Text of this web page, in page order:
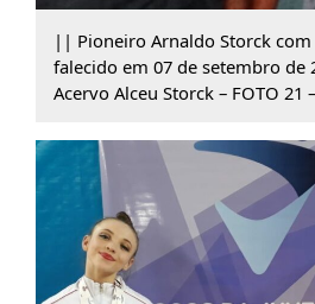
|| Pioneiro Arnaldo Storck com
falecido em 07 de setembro de
Acervo Alceu Storck – FOTO 21 –